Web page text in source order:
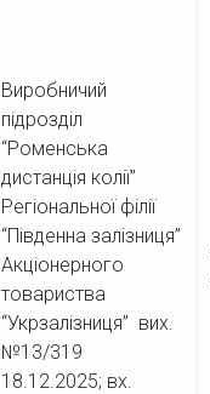
Виробничий
підрозділ
“Роменська
дистанція колії”
Регіональної філії
“Південна залізниця”
Акціонерного
товариства
“Укрзалізниця” вих.
№13/319
18.12.2025; вх.